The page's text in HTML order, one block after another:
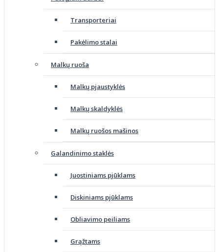
Transporteriai
Pakėlimo stalai
Malkų ruoša
Malkų pjaustyklės
Malkų skaldyklės
Malkų ruošos mašinos
Galandinimo staklės
Juostiniams pjūklams
Diskiniams pjūklams
Obliavimo peiliams
Grąžtams